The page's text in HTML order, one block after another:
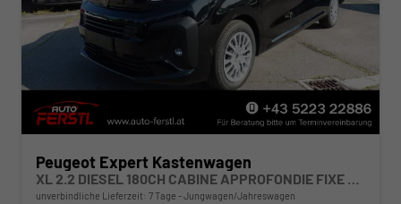
Peugeot Expert Kastenwagen
XL 2.2 DIESEL 180CH CABINE APPROFONDIE FIXE AUTOMATIQUE
unverbindliche Lieferzeit: 7 Tage Jungwagen/Jahreswagen